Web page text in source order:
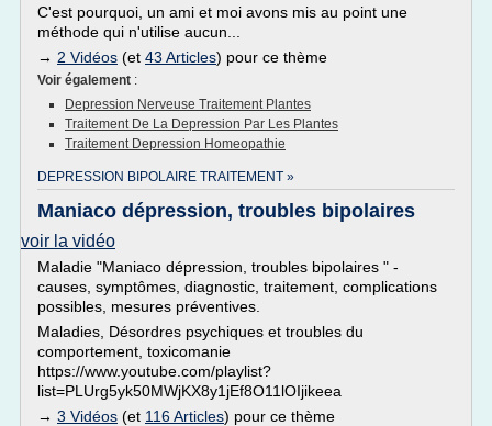
C'est pourquoi, un ami et moi avons mis au point une
méthode qui n'utilise aucun...
→ 2 Vidéos (et 43 Articles) pour ce thème
Voir également :
Depression Nerveuse Traitement Plantes
Traitement De La Depression Par Les Plantes
Traitement Depression Homeopathie
DEPRESSION BIPOLAIRE TRAITEMENT »
Maniaco dépression, troubles bipolaires
voir la vidéo
Maladie "Maniaco dépression, troubles bipolaires " -
causes, symptômes, diagnostic, traitement, complications
possibles, mesures préventives.
Maladies, Désordres psychiques et troubles du
comportement, toxicomanie
https://www.youtube.com/playlist?
list=PLUrg5yk50MWjKX8y1jEf8O11lOIjikeea
→ 3 Vidéos (et 116 Articles) pour ce thème